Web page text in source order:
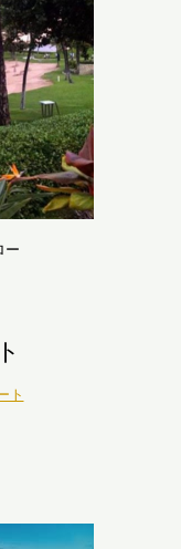
ー
ト